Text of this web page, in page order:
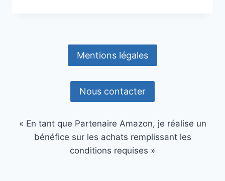
:
SOLUTION
AUDIO
LES
STREAMERS
PODCASTEURS
Mentions légales
Nous contacter
« En tant que Partenaire Amazon, je réalise un
bénéfice sur les achats remplissant les
conditions requises »